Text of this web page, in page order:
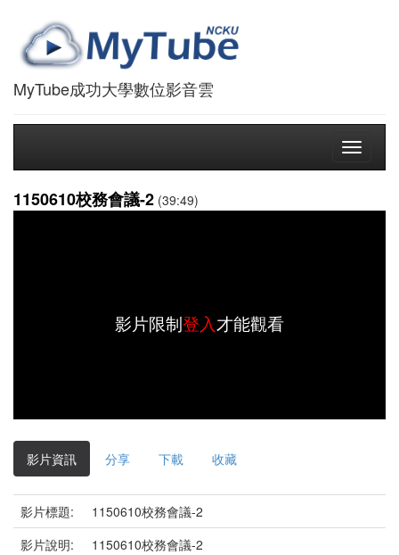
MyTube成功大學數位影音雲
Toggle
1150610校務會議-2 (39:49)
影片限制登入才能觀看
影片資訊 分享 下載 收藏
影片標題:
1150610校務會議-2
影片說明:
1150610校務會議-2